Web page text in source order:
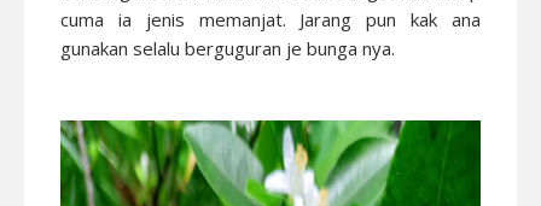
cuma ia jenis memanjat. Jarang pun kak ana
gunakan selalu berguguran je bunga nya.